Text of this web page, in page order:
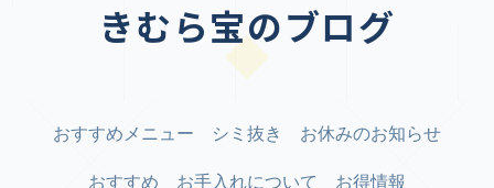
きむら宝のブログ
おすすめメニュー シミ抜き お休みのお知らせ
おすすめ お手入れについて お得情報